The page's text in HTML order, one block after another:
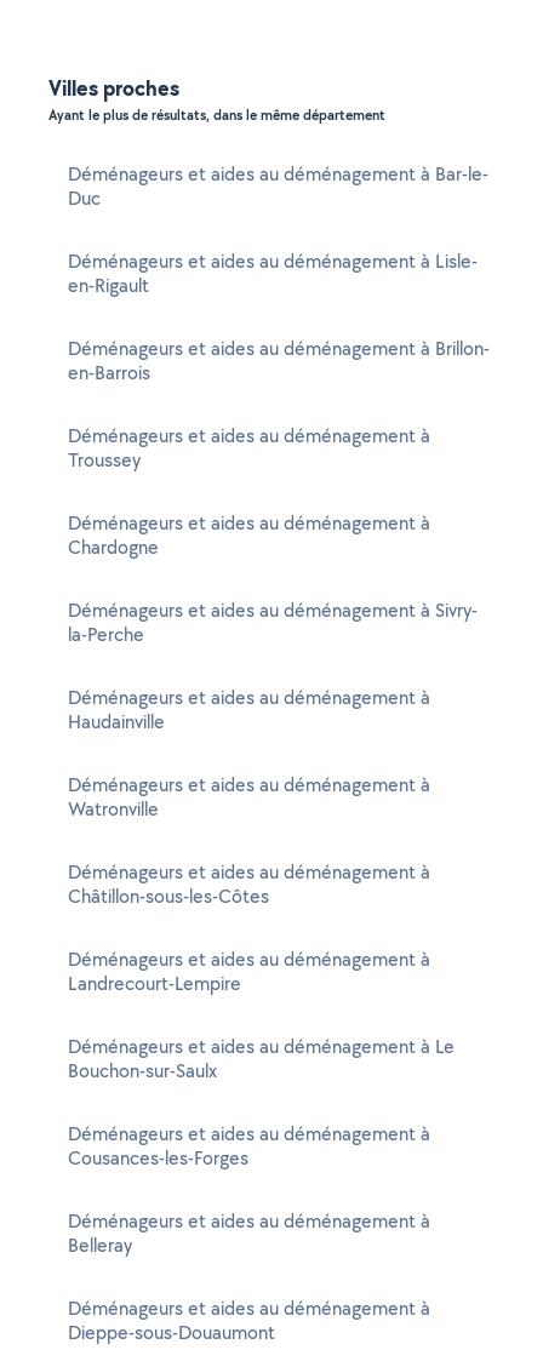
Villes proches
Ayant le plus de résultats, dans le même département
Déménageurs et aides au déménagement à Bar-le-
Duc
Déménageurs et aides au déménagement à Lisle-
en-Rigault
Déménageurs et aides au déménagement à Brillon-
en-Barrois
Déménageurs et aides au déménagement à
Troussey
Déménageurs et aides au déménagement à
Chardogne
Déménageurs et aides au déménagement à Sivry-
la-Perche
Déménageurs et aides au déménagement à
Haudainville
Déménageurs et aides au déménagement à
Watronville
Déménageurs et aides au déménagement à
Châtillon-sous-les-Côtes
Déménageurs et aides au déménagement à
Landrecourt-Lempire
Déménageurs et aides au déménagement à Le
Bouchon-sur-Saulx
Déménageurs et aides au déménagement à
Cousances-les-Forges
Déménageurs et aides au déménagement à
Belleray
Déménageurs et aides au déménagement à
Dieppe-sous-Douaumont